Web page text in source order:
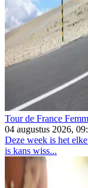
Tour de France
04 augustus 2026,
Deze week is het
is kans wiss...